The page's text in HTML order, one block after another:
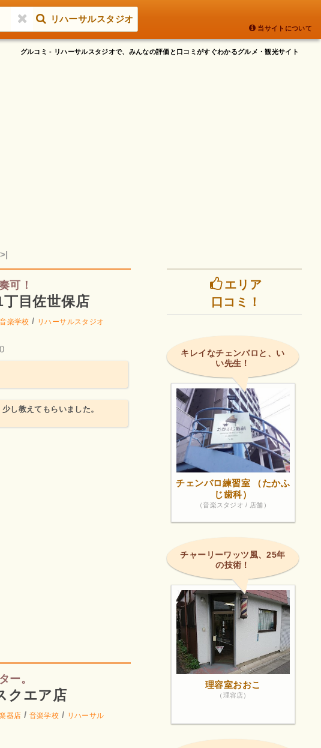
リハーサルスタジオ
当サイトについて
グルコミ - リハーサルスタジオで、みんなの評価と口コミがすぐわかるグルメ・観光サイト
可！
目佐世保店
音楽学校 / リハーサルスタジオ
し教えてもらいました。
ー。
クエア店
器店 / 音楽学校 / リハーサル
エリア
口コミ！
キレイなチェンバロと、い
い先生！
チェンバロ練習室 （たかふ
じ歯科）
（音楽スタジオ / 店舗）
チャーリーワッツ風、25年
の技術！
理容室おおこ
（理容店）